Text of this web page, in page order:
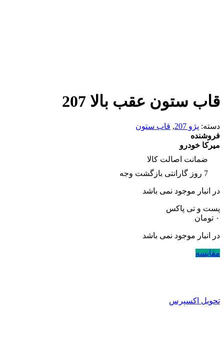
قاب ستون عقب بالا 207
دسته: پژو 207 , قاب ستون
فروشنده
میرکا خودرو
ضمانت اصالت کالا
7 روز گارانتی بازگشت وجه
در انبار موجود نمی باشد
پست و تی پاکس
۰ تومان
در انبار موجود نمی باشد
مقایسه
تحویل اکسپرس